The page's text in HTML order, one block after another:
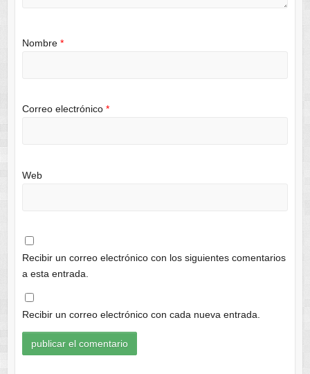
Nombre *
Correo electrónico *
Web
Recibir un correo electrónico con los siguientes comentarios
a esta entrada.
Recibir un correo electrónico con cada nueva entrada.